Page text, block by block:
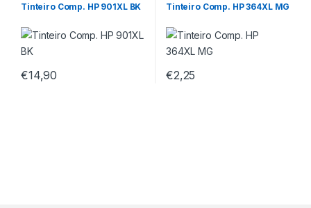
Tinteiro Comp. HP 901XL BK
€14,90
Tinteiro Comp. HP 364XL MG
€2,25